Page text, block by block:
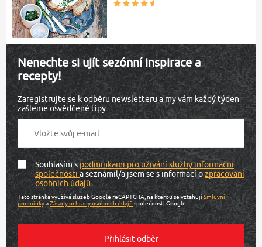
Nenechte si ujít sezónní inspirace a
recepty!
Zaregistrujte se k odběru newsletteru a my vám každý týden
zašleme osvědčené tipy.
Souhlasím spodmínkami pro užívání služby informační
společnostia seznámil/a jsem se s informací ozpracování
osobních údajů.
Tato stránka využívá služeb Google reCAPTCHA, na kterou se vztahujíSmluvní
podmínkyaZásady ochrany osobních údajů společnosti Google.